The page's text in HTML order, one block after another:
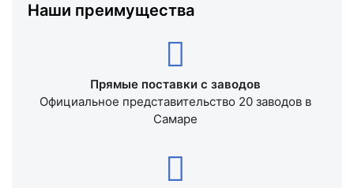
Наши преимущества
Прямые поставки с заводов
Официальное представительство 20 заводов в
Самаре